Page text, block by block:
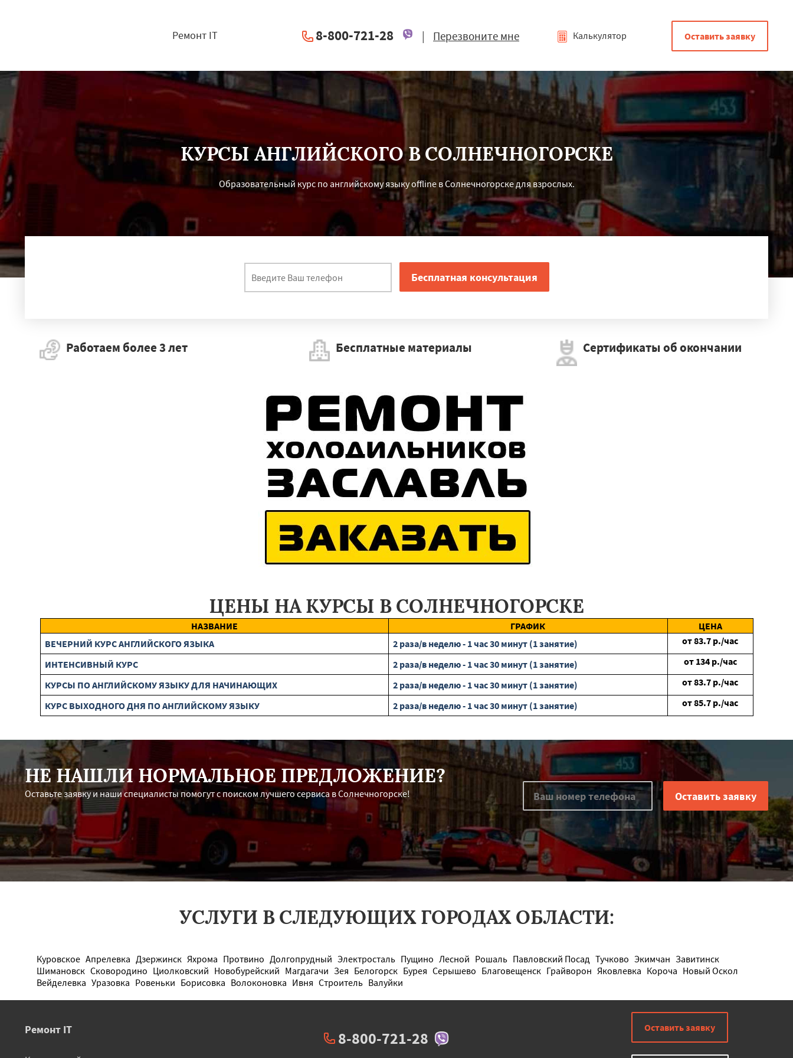
Работаем по регионам
Верея Долгопрудный Балашиха Быково Видное Лотошино
Андреево Кубинка Дзержинск Циолковский Зея Бурея Белогорск
Ерофей Павлович Новобурейский Завитинск Экимчан Архара
Белгород Грайворон Ровеньки Шебекино
Ремонт IT 8-800-721-28 | Перезвоните мне Калькулятор Оставить заявку
КУРСЫ АНГЛИЙСКОГО В СОЛНЕЧНОГОРСКЕ
Образовательный курс по английскому языку offline в Солнечногорске для взрослых.
Работаем более 3 лет Бесплатные материалы Сертификаты об окончании
ЦЕНЫ НА КУРСЫ В СОЛНЕЧНОГОРСКЕ
НАЗВАНИЕ ГРАФИК
ЦЕНА
ВЕЧЕРНИЙ КУРС АНГЛИЙСКОГО ЯЗЫКА
2 раза/в неделю - 1 час 30 минут (1 занятие) от83.7 р./час
ИНТЕНСИВНЫЙ КУРС
2 раза/в неделю - 1 час 30 минут (1 занятие) от 134 р./час
КУРСЫ ПО АНГЛИЙСКОМУ ЯЗЫКУ ДЛЯ НАЧИНАЮЩИХ
2 раза/в неделю - 1 час 30 минут (1 занятие) от83.7 р./час
КУРС ВЫХОДНОГО ДНЯ ПО АНГЛИЙСКОМУ ЯЗЫКУ
2 раза/в неделю - 1 час 30 минут (1 занятие) от85.7 р./час
НЕ НАШЛИ НОРМАЛЬНОЕ ПРЕДЛОЖЕНИЕ?
Оставьте заявку и наши специалисты помогут с поиском лучшего сервиса в Солнечногорске!
УСЛУГИ В СЛЕДУЮЩИХ ГОРОДАХ ОБЛАСТИ:
Куровское Апрелевка Дзержинск Яхрома Протвино Долгопрудный Электросталь Пущино Лесной Рошаль Павловский Посад Тучково Экимчан Завитинск
Шимановск Сковородино Циолковский Новобурейский Магдагачи Зея Белогорск Бурея Серышево Благовещенск Грайворон Яковлевка Короча Новый Оскол
Вейделевка Уразовка Ровеньки Борисовка Волоконовка Ивня Строитель Валуйки
Ремонт IT 8-800-721-28
Оставить заявку
УЗНАТЬ ПОДРОБНЕЕ ×